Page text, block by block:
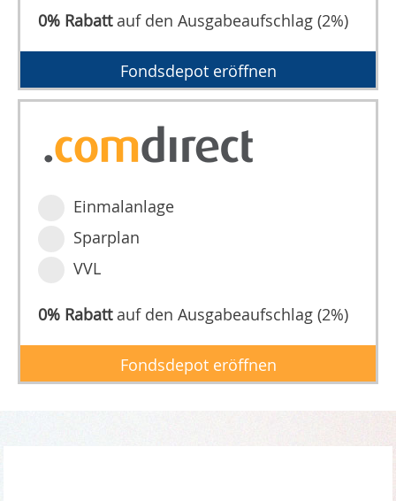
0% Rabattauf den Ausgabeaufschlag (2%)
Fondsdepot eröffnen
Einmalanlage
Sparplan
VVL
0% Rabattauf den Ausgabeaufschlag (2%)
Fondsdepot eröffnen